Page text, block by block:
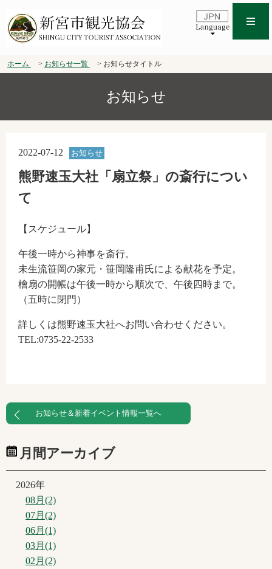
ホーム お知らせ一覧 お知らせタイトル
お知らせ
2022-07-12 お知らせ
熊野速玉大社「扇立祭」の斎行につい
て
【スケジュール】
午後一時から神事を斎行。
未生流笹岡の家元・笹岡隆甫氏による献花を予定。
檜扇の開帳は午後一時から順次で、午後四時まで。
（五時に閉門）
詳しくは熊野速玉大社へお問い合わせください。
TEL:0735-22-2533
お知らせ＆新着イベント情報一覧へ
月間アーカイブ
2026年
08月(2)
07月(2)
06月(1)
03月(1)
02月(2)